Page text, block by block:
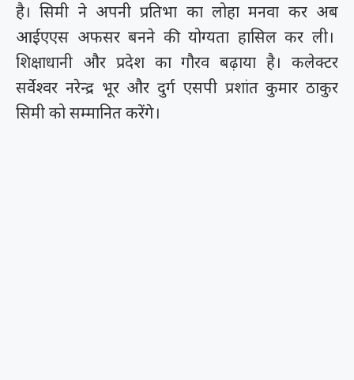
है। सिमी ने अपनी प्रतिभा का लोहा मनवा कर अब
आईएएस अफसर बनने की योग्यता हासिल कर ली।
शिक्षाधानी और प्रदेश का गौरव बढ़ाया है। कलेक्टर
सर्वेश्वर नरेन्द्र भूर और दुर्ग एसपी प्रशांत कुमार ठाकुर
सिमी को सम्मानित करेंगे।